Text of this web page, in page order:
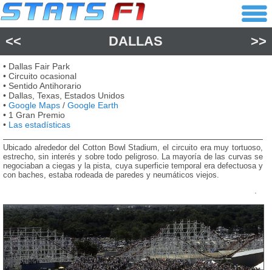
<< DALLAS >>
• Dallas Fair Park
• Circuito ocasional
• Sentido Antihorario
• Dallas, Texas, Estados Unidos
• Google Maps / Google Earth
• 1 Gran Premio
• Las estadísticas
Ubicado alrededor del Cotton Bowl Stadium, el circuito era muy tortuoso,
estrecho, sin interés y sobre todo peligroso. La mayoría de las curvas se
negociaban a ciegas y la pista, cuya superficie temporal era defectuosa y
con baches, estaba rodeada de paredes y neumáticos viejos.